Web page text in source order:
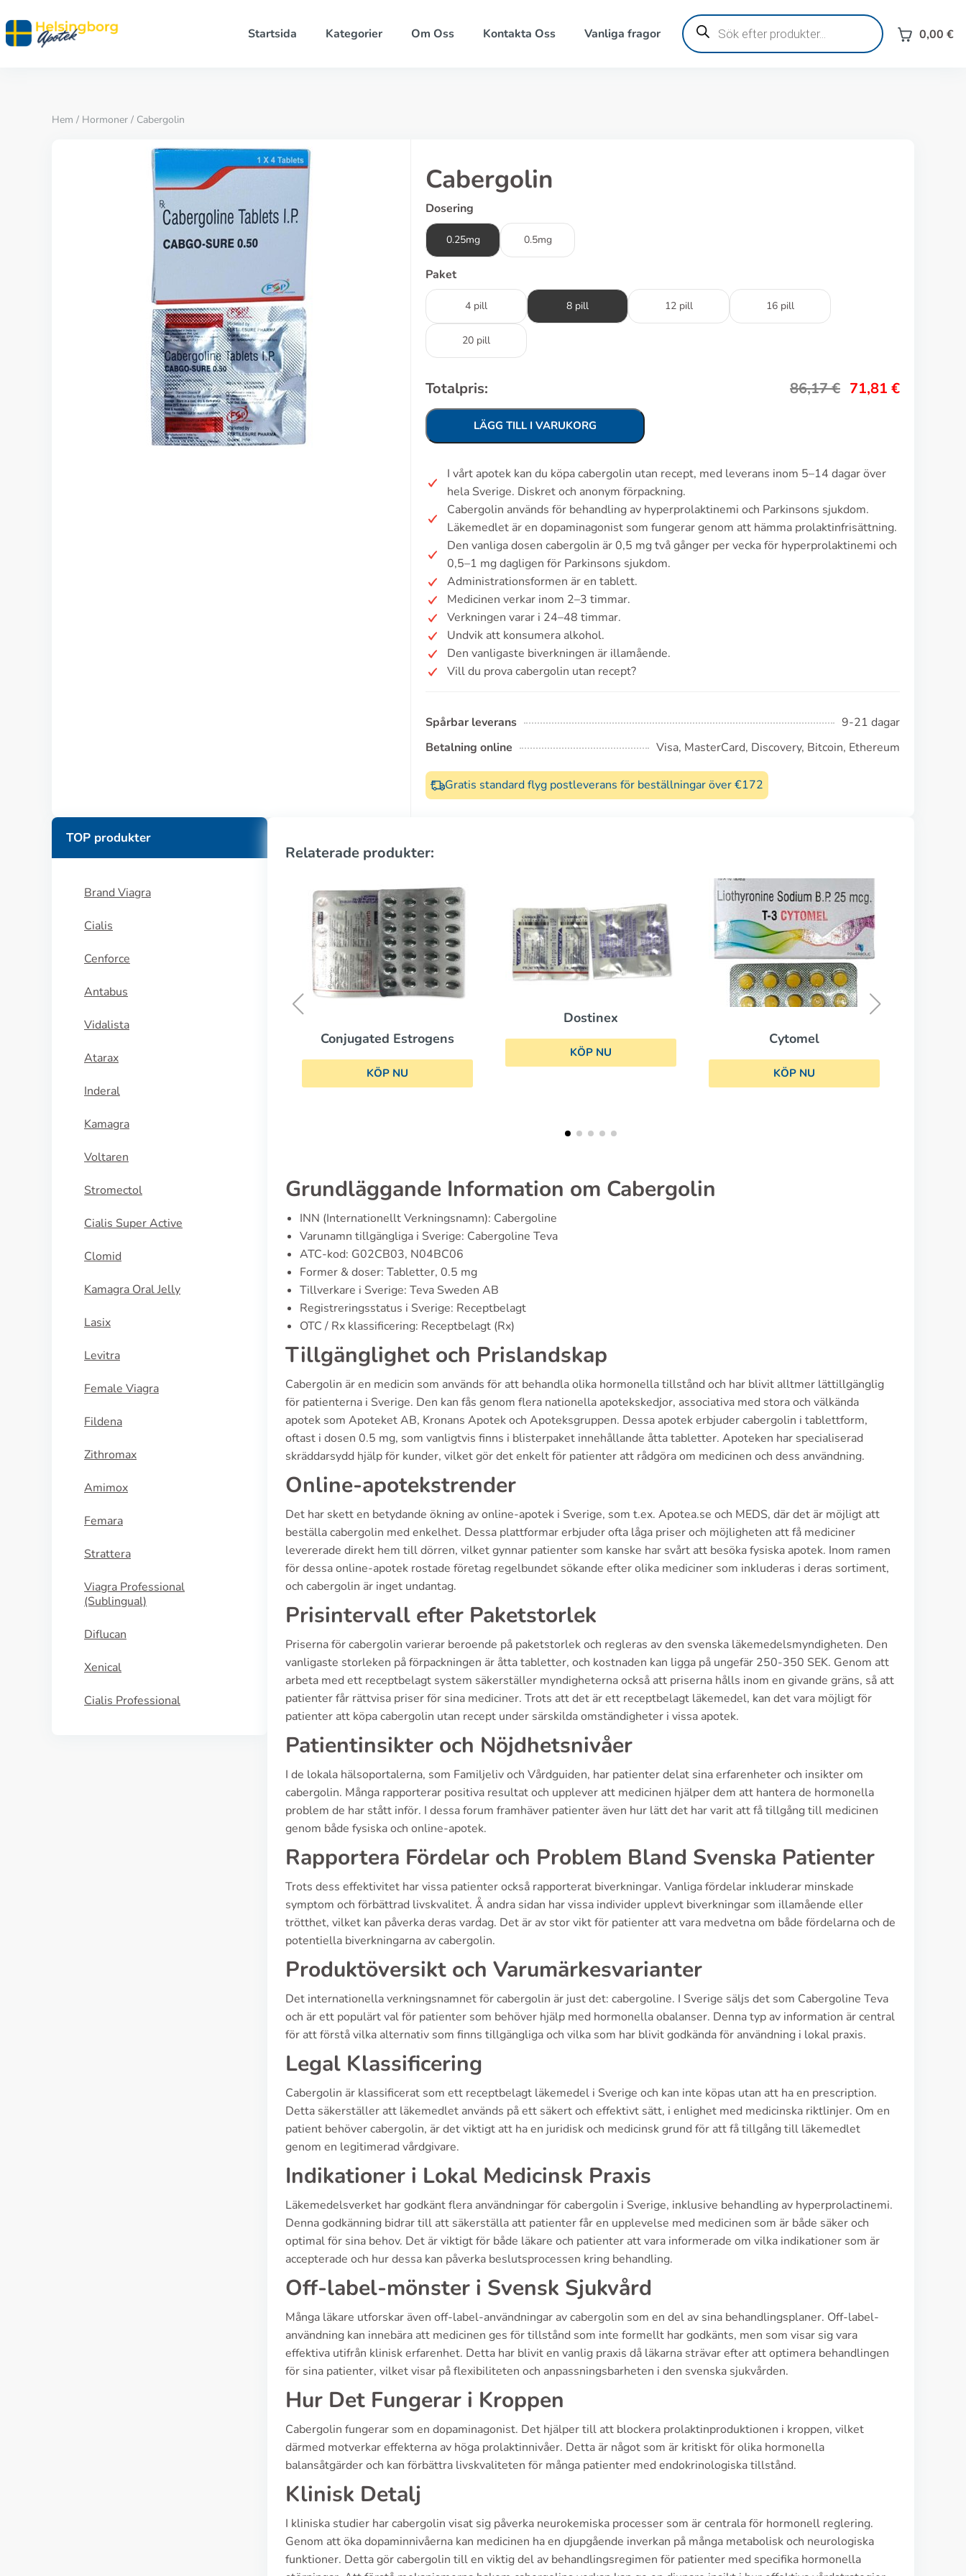
Startsida Kategorier Om Oss Kontakta Oss Vanliga fragor
Produktsökning
0,00 €
Hem / Hormoner / Cabergolin
Cabergolin
Dosering
0.25mg 0.5mg
Paket
4 pill 8 pill 12 pill 16 pill
20 pill
Totalpris: 86,17€ 71,81 €
LÄGG TILL I VARUKORG
I vårt apotek kan du köpa cabergolin utan recept, med leverans inom 5–14 dagar över
hela Sverige. Diskret och anonym förpackning.
Cabergolin används för behandling av hyperprolaktinemi och Parkinsons sjukdom.
Läkemedlet är en dopaminagonist som fungerar genom att hämma prolaktinfrisättning.
Den vanliga dosen cabergolin är 0,5 mg två gånger per vecka för hyperprolaktinemi och
0,5–1 mg dagligen för Parkinsons sjukdom.
Administrationsformen är en tablett.
Medicinen verkar inom 2–3 timmar.
Verkningen varar i 24–48 timmar.
Undvik att konsumera alkohol.
Den vanligaste biverkningen är illamående.
Vill du prova cabergolin utan recept?
Spårbar leverans
9-21 dagar
Betalning online
Visa, MasterCard, Discovery, Bitcoin, Ethereum
Gratis standard flyg postleverans för beställningar över €172
TOP produkter
Brand Viagra
Cialis
Cenforce
Antabus
Vidalista
Atarax
Inderal
Kamagra
Voltaren
Stromectol
Cialis Super Active
Clomid
Kamagra Oral Jelly
Lasix
Levitra
Female Viagra
Fildena
Zithromax
Amimox
Femara
Strattera
Viagra Professional
(Sublingual)
Diflucan
Xenical
Cialis Professional
Relaterade produkter:
Cytomel
Levaxin
KÖP NU
Grundläggande Information om Cabergolin
INN (Internationellt Verkningsnamn): Cabergoline
Varunamn tillgängliga i Sverige: Cabergoline Teva
ATC-kod: G02CB03, N04BC06
Former & doser: Tabletter, 0.5 mg
Tillverkare i Sverige: Teva Sweden AB
Registreringsstatus i Sverige: Receptbelagt
OTC / Rx klassificering: Receptbelagt (Rx)
Tillgänglighet och Prislandskap
Cabergolin är en medicin som används för att behandla olika hormonella tillstånd och har blivit alltmer lättillgänglig
för patienterna i Sverige. Den kan fås genom flera nationella apotekskedjor, associativa med stora och välkända
apotek som Apoteket AB, Kronans Apotek och Apoteksgruppen. Dessa apotek erbjuder cabergolin i tablettform,
oftast i dosen 0.5 mg, som vanligtvis finns i blisterpaket innehållande åtta tabletter. Apoteken har specialiserad
skräddarsydd hjälp för kunder, vilket gör det enkelt för patienter att rådgöra om medicinen och dess användning.
Online-apotekstrender
Det har skett en betydande ökning av online-apotek i Sverige, som t.ex. Apotea.se och MEDS, där det är möjligt att
beställa cabergolin med enkelhet. Dessa plattformar erbjuder ofta låga priser och möjligheten att få mediciner
levererade direkt hem till dörren, vilket gynnar patienter som kanske har svårt att besöka fysiska apotek. Inom ramen
för dessa online-apotek rostade företag regelbundet sökande efter olika mediciner som inkluderas i deras sortiment,
och cabergolin är inget undantag.
Prisintervall efter Paketstorlek
Priserna för cabergolin varierar beroende på paketstorlek och regleras av den svenska läkemedelsmyndigheten. Den
vanligaste storleken på förpackningen är åtta tabletter, och kostnaden kan ligga på ungefär 250-350 SEK. Genom att
arbeta med ett receptbelagt system säkerställer myndigheterna också att priserna hålls inom en givande gräns, så att
patienter får rättvisa priser för sina mediciner. Trots att det är ett receptbelagt läkemedel, kan det vara möjligt för
patienter att köpa cabergolin utan recept under särskilda omständigheter i vissa apotek.
Patientinsikter och Nöjdhetsnivåer
I de lokala hälsoportalerna, som Familjeliv och Vårdguiden, har patienter delat sina erfarenheter och insikter om
cabergolin. Många rapporterar positiva resultat och upplever att medicinen hjälper dem att hantera de hormonella
problem de har stått inför. I dessa forum framhäver patienter även hur lätt det har varit att få tillgång till medicinen
genom både fysiska och online-apotek.
Rapportera Fördelar och Problem Bland Svenska Patienter
Trots dess effektivitet har vissa patienter också rapporterat biverkningar. Vanliga fördelar inkluderar minskade
symptom och förbättrad livskvalitet. Å andra sidan har vissa individer upplevt biverkningar som illamående eller
trötthet, vilket kan påverka deras vardag. Det är av stor vikt för patienter att vara medvetna om både fördelarna och de
potentiella biverkningarna av cabergolin.
Produktöversikt och Varumärkesvarianter
Det internationella verkningsnamnet för cabergolin är just det: cabergoline. I Sverige säljs det som Cabergoline Teva
och är ett populärt val för patienter som behöver hjälp med hormonella obalanser. Denna typ av information är central
för att förstå vilka alternativ som finns tillgängliga och vilka som har blivit godkända för användning i lokal praxis.
Legal Klassificering
Cabergolin är klassificerat som ett receptbelagt läkemedel i Sverige och kan inte köpas utan att ha en prescription.
Detta säkerställer att läkemedlet används på ett säkert och effektivt sätt, i enlighet med medicinska riktlinjer. Om en
patient behöver cabergolin, är det viktigt att ha en juridisk och medicinsk grund för att få tillgång till läkemedlet
genom en legitimerad vårdgivare.
Indikationer i Lokal Medicinsk Praxis
Läkemedelsverket har godkänt flera användningar för cabergolin i Sverige, inklusive behandling av hyperprolactinemi.
Denna godkänning bidrar till att säkerställa att patienter får en upplevelse med medicinen som är både säker och
optimal för sina behov. Det är viktigt för både läkare och patienter att vara informerade om vilka indikationer som är
accepterade och hur dessa kan påverka beslutsprocessen kring behandling.
Off-label-mönster i Svensk Sjukvård
Många läkare utforskar även off-label-användningar av cabergolin som en del av sina behandlingsplaner. Off-label-
användning kan innebära att medicinen ges för tillstånd som inte formellt har godkänts, men som visar sig vara
effektiva utifrån klinisk erfarenhet. Detta har blivit en vanlig praxis då läkarna strävar efter att optimera behandlingen
för sina patienter, vilket visar på flexibiliteten och anpassningsbarheten i den svenska sjukvården.
Hur Det Fungerar i Kroppen
Cabergolin fungerar som en dopaminagonist. Det hjälper till att blockera prolaktinproduktionen i kroppen, vilket
därmed motverkar effekterna av höga prolaktinnivåer. Detta är något som är kritiskt för olika hormonella
balansåtgärder och kan förbättra livskvaliteten för många patienter med endokrinologiska tillstånd.
Klinisk Detalj
I kliniska studier har cabergolin visat sig påverka neurokemiska processer som är centrala för hormonell reglering.
Genom att öka dopaminnivåerna kan medicinen ha en djupgående inverkan på många metabolisk och neurologiska
funktioner. Detta gör cabergolin till en viktig del av behandlingsregimen för patienter med specifika hormonella